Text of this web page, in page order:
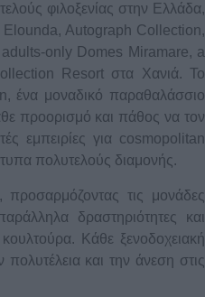
φιλοξενίας στην Ελλάδα,
Elounda, Autograph Collection,
adults-only Domes Miramare, a
Resort στα Χανιά. Το
ένα μοναδικό παραθαλάσσιο
προορισμό και πάθος να τον
εμπειρίες για cosmopolitan
πολυτελούς διαμονής.
προσαρμόζοντας τις μονάδες
δραστηριότητες και
Κάθε ξενοδοχειακή
πολυτέλεια και την άνεση στις